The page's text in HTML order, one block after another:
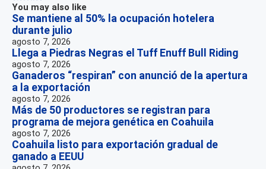
You may also like
Se mantiene al 50% la ocupación hotelera
durante julio
agosto 7, 2026
Llega a Piedras Negras el Tuff Enuff Bull Riding
agosto 7, 2026
Ganaderos “respiran” con anunció de la apertura
a la exportación
agosto 7, 2026
Más de 50 productores se registran para
programa de mejora genética en Coahuila
agosto 7, 2026
Coahuila listo para exportación gradual de
ganado a EEUU